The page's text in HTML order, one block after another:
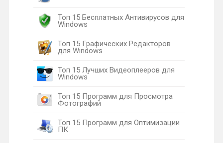
Топ 15 Бесплатных Антивирусов для
Windows
Топ 15 Графических Редакторов
для Windows
Топ 15 Лучших Видеоплееров для
Windows
Топ 15 Программ для Просмотра
Фотографий
Топ 15 Программ для Оптимизации
ПК